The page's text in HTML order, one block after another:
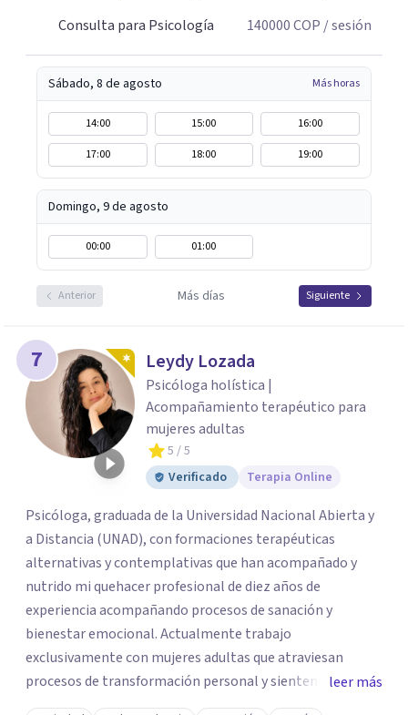
Consulta para Psicología
140000COP / sesión
Sábado, 8 de agosto Más horas
14:00 15:00
16:00
17:00
18:00 19:00
Domingo, 9 de agosto
00:00 01:00
Anterior Más días Siguiente
7 Leydy Lozada
Psicóloga holística |
Acompañamiento terapéutico para
mujeres adultas
5 / 5
Verificado
Terapia Online
Psicóloga, graduada de la Universidad Nacional Abierta y
a Distancia (UNAD), con formaciones terapéuticas
alternativas y contemplativas que han acompañado y
nutrido mi quehacer profesional de diez años de
experiencia acompañando procesos de sanación y
bienestar emocional. Actualmente trabajo
exclusivamente con mujeres adultas que atraviesan
procesos de transformación personal y sienten la
necesidad de tomar una pausa para reconectar consigo
leer más